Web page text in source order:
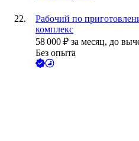
Рабочий по
комплекс
58 000 ₽ за месяц, до
Без опыта